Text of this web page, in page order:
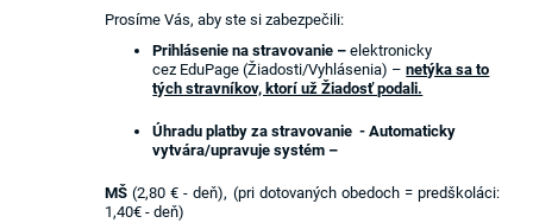
Prosíme Vás, aby ste si zabezpečili:
Prihlásenie na stravovanie –elektronicky
cez EduPage (Žiadosti/Vyhlásenia) –netýka sa to
tých stravníkov, ktorí už Žiadosť podali.
Úhradu platby za stravovanie - Automaticky
vytvára/upravuje systém –
MŠ(2,80 € - deň), (pri dotovaných obedoch = predškoláci:
1,40€ - deň)